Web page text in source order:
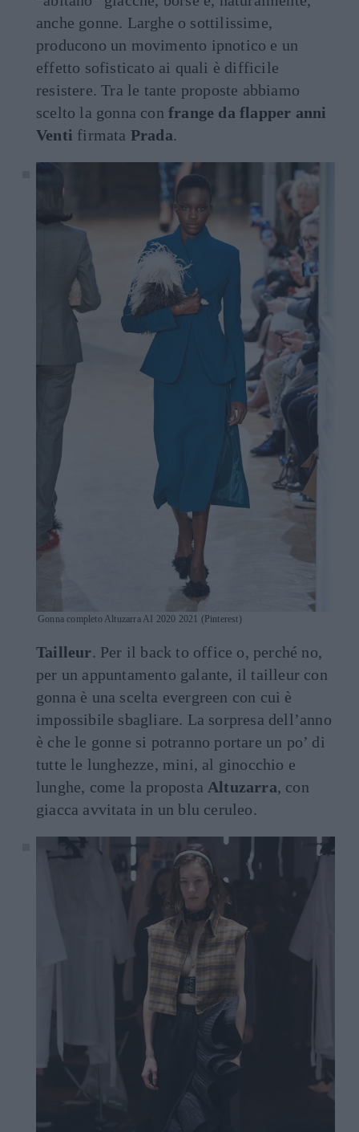
anche gonne. Larghe o sottilissime,
producono un movimento ipnotico e un
effetto sofisticato ai quali è difficile
resistere. Tra le tante proposte abbiamo
scelto la gonna con frange da flapper anni
Venti firmata Prada.
Gonna completo Altuzarra AI 2020 2021 (Pinterest)
Tailleur. Per il back to office o, perché no,
per un appuntamento galante, il tailleur con
gonna è una scelta evergreen con cui è
impossibile sbagliare. La sorpresa dell’anno
è che le gonne si potranno portare un po’ di
tutte le lunghezze, mini, al ginocchio e
lunghe, come la proposta Altuzarra, con
giacca avvitata in un blu ceruleo.